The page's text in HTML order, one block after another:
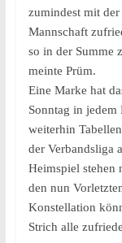
zumindest mit
Mannschaft
so in der Summe
meinte Prüm.
Eine Marke hat
Sonntag in
weiterhin
der Verbandsliga
Heimspiel stehen
den nun
Konstellation
Strich alle